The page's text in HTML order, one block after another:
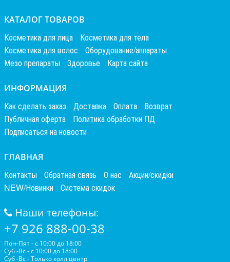
КАТАЛОГ ТОВАРОВ
Косметика для лица
Косметика для тела
Косметика для волос
Оборудование/аппараты
Мезо препараты
Здоровье Карта сайта
ИНФОРМАЦИЯ
Как сделать заказ Доставка Оплата
Возврат
Публичная оферта
Политика обработки ПД
Подписаться на новости
ГЛАВНАЯ
Контакты Обратная связь О нас
Акции/скидки
NEW/Новинки
Система скидок
Наши телефоны:
+7 926 888-00-38
Пон-Пят - с 10:00 до 18:00
Суб -Вс - с 10:00 до 18:00
Суб -Вс - Только колл центр